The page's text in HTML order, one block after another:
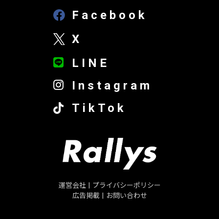
Facebook
X
LINE
Instagram
TikTok
運営会社
プライバシーポリシー
広告掲載
お問い合わせ